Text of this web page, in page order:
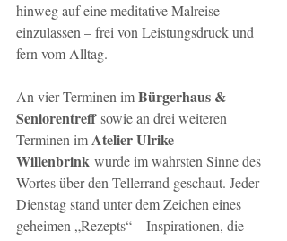
hinweg auf eine meditative Malreise
einzulassen – frei von Leistungsdruck und
fern vom Alltag.
An vier Terminen im Bürgerhaus &
Seniorentreff sowie an drei weiteren
Terminen im Atelier Ulrike
Willenbrink wurde im wahrsten Sinne des
Wortes über den Tellerrand geschaut. Jeder
Dienstag stand unter dem Zeichen eines
geheimen „Rezepts“ – Inspirationen, die